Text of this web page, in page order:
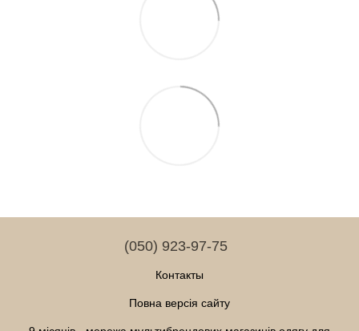
(050) 923-97-75
Контакты
Повна версія сайту